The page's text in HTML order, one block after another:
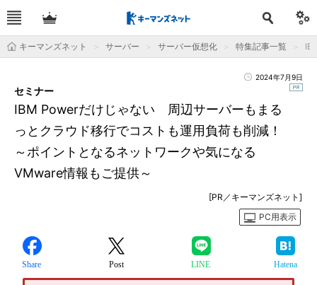
キーマンズネット サーバー サーバー仮想化 特集記事一覧
2024年7月9日
IBM Powerだけじゃない 周辺サーバーもまる
っとクラウド移行でコストも運用負荷も削減！
～ポイントとなるネットワークや気になる
VMware情報もご提供～
セミナー
[PR／キーマンズネット]
PC用表示
Share Post LINE Hatena